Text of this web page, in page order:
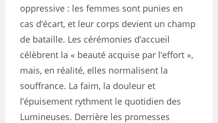
oppressive : les femmes sont punies en
cas d’écart, et leur corps devient un champ
de bataille. Les cérémonies d’accueil
célèbrent la « beauté acquise par l’effort »,
mais, en réalité, elles normalisent la
souffrance. La faim, la douleur et
l’épuisement rythment le quotidien des
Lumineuses. Derrière les promesses